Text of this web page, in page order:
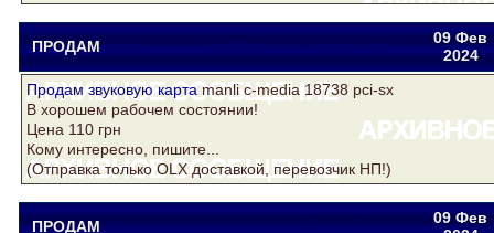
ПРОДАМ Drake yuriytimoschuk@gmail.com
09 Фев
2024
Продам звуковуюкартаmanli c-media 18738 pci-sx
В хорошем рабочем состоянии!
Цена 110 грн
Кому интересно, пишите...
(Отправка только OLX доставкой, перевозчик НП!)
ПРОДАМ Drake yuriytimoschuk@gmail.com
09 Фев